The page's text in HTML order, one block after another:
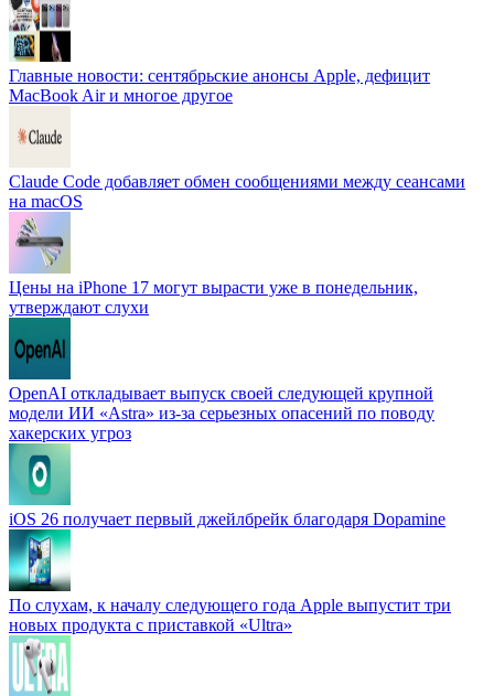
Главные новости: сентябрьские анонсы Apple, дефицит
MacBook Air и многое другое
Claude Code добавляет обмен сообщениями между сеансами
на macOS
Цены на iPhone 17 могут вырасти уже в понедельник,
утверждают слухи
OpenAI откладывает выпуск своей следующей крупной
модели ИИ «Astra» из-за серьезных опасений по поводу
хакерских угроз
iOS 26 получает первый джейлбрейк благодаря Dopamine
По слухам, к началу следующего года Apple выпустит три
новых продукта с приставкой «Ultra»